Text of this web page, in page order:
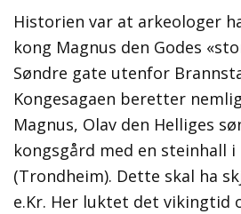
Historien var at arkeologer
kong Magnus den Godes
Søndre gate utenfor
Kongesagaen beretter
Magnus, Olav den Helliges
kongsgård med en steinhall i
(Trondheim). Dette skal ha
e.Kr. Her luktet det vikingtid